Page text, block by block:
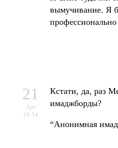
вымучивание. Я
21
Apr
19:14
Кстати, да, раз
имаджборды?
“Анонимная